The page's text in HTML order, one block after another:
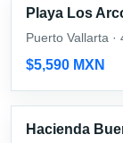
Playa Los
Puerto Vallarta ·
$5,590 MXN
Hacienda